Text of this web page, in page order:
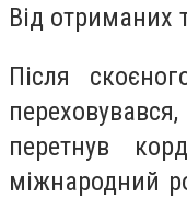
Від отриманих
Після
перетнув
міжнародний